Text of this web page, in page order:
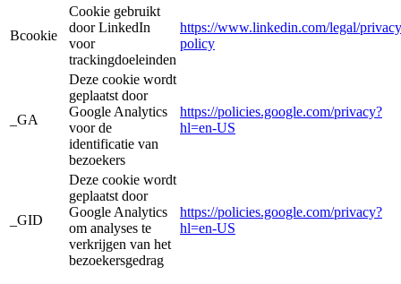
Bcookie
Cookie gebruikt
door LinkedIn
voor
trackingdoeleinden
https://www.linkedin.com/legal/
policy
_GA
Deze cookie wordt
geplaatst door
Google Analytics
voor de
identificatie van
bezoekers
https://policies.google.com/privacy?
hl=en-US
_GID
Deze cookie wordt
geplaatst door
Google Analytics
om analyses te
verkrijgen van het
bezoekersgedrag
https://policies.google.com/privacy?
hl=en-US